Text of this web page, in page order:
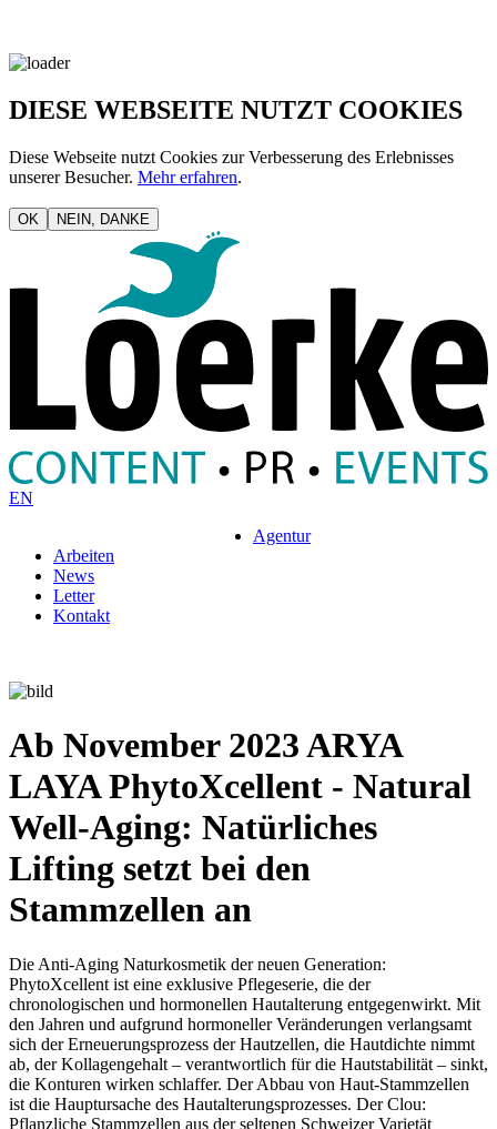
DIESE WEBSEITE NUTZT COOKIES
Diese Webseite nutzt Cookies zur Verbesserung des Erlebnisses
unserer Besucher. Mehr erfahren.
OK NEIN, DANKE
EN
Agentur
Arbeiten
News
Letter
Kontakt
Ab November 2023 ARYA
LAYA PhytoXcellent - Natural
Well-Aging: Natürliches
Lifting setzt bei den
Stammzellen an
Die Anti-Aging Naturkosmetik der neuen Generation:
PhytoXcellent ist eine exklusive Pflegeserie, die der
chronologischen und hormonellen Hautalterung entgegenwirkt. Mit
den Jahren und aufgrund hormoneller Veränderungen verlangsamt
sich der Erneuerungsprozess der Hautzellen, die Hautdichte nimmt
ab, der Kollagengehalt – verantwortlich für die Hautstabilität – sinkt,
die Konturen wirken schlaffer. Der Abbau von Haut-Stammzellen
ist die Hauptursache des Hautalterungsprozesses. Der Clou:
Pflanzliche Stammzellen aus der seltenen Schweizer Varietät